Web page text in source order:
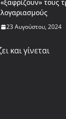
«ξαφρίζουν» τους
λογαριασμούς
23 Αυγούστου, 2024